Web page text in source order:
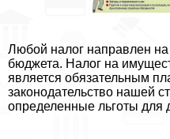
Любой налог направлен на
бюджета. Налог на
является обязательным
законодательство нашей
определенные льготы для